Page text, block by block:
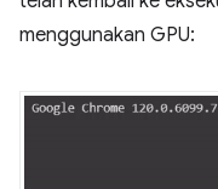
menggunakan GPU: